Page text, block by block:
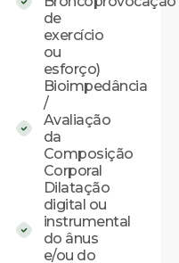
de
exercício
ou
esforço)
Bioimpedância
/
Avaliação
da
Composição
Corporal
Dilatação
digital ou
instrumental
do ânus
e/ou do